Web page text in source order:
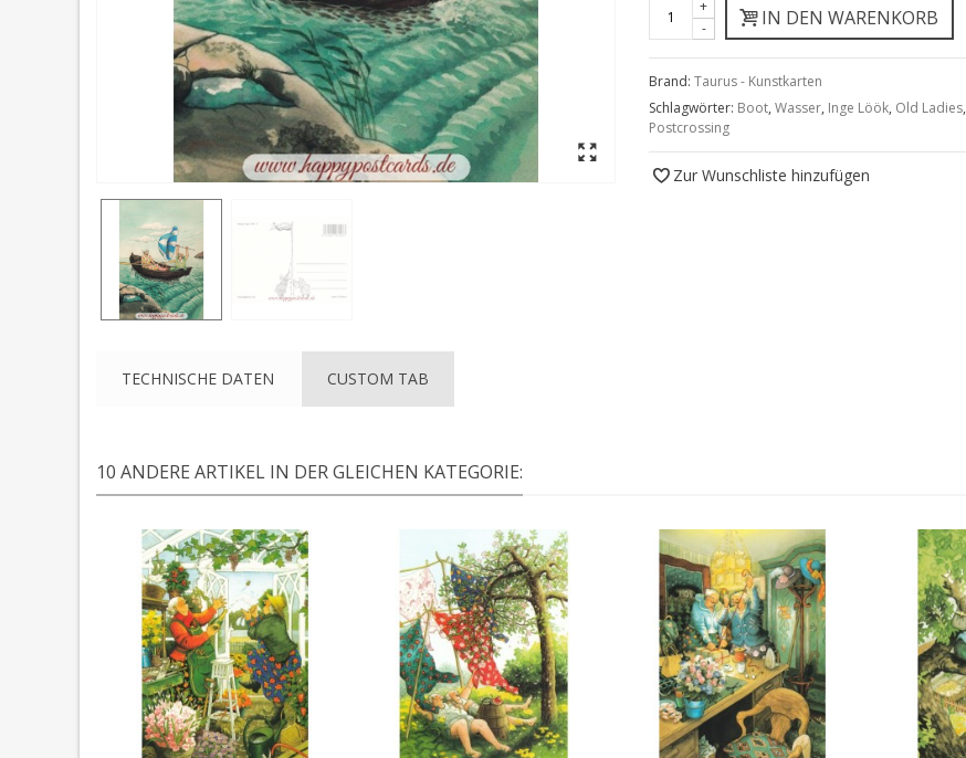
-
+ IN DEN WARENKORB
Brand: Taurus - Kunstkarten
Schlagwörter: Boot, Wasser, Inge Löök, Old Ladies,
Postcrossing
Zur Wunschliste hinzufügen
TECHNISCHE DATEN CUSTOM TAB
10 ANDERE ARTIKEL IN DER GLEICHEN KATEGORIE: